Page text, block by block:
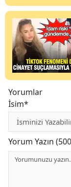
Yorumlar
İsim*
Yorum Yazın